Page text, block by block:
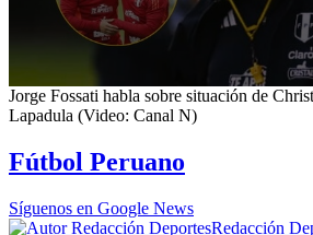
0
seconds
minutes,
24
seconds
Jorge Fossati habla sobre situación de
Lapadula (Video: Canal N)
Fútbol Peruano
Síguenos en Google News
Redacción